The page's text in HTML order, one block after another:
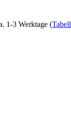
1-3 Werktage (